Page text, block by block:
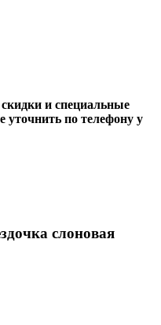
и специальные
по телефону у
слоновая